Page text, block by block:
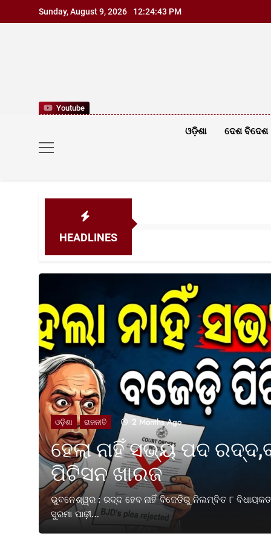
to
Sunday, August 9, 2026 12:24:45 PM
Youtube
ଓଡ଼ିଶା ଦେଶ ବିଦେଶ
HEADLINES
ଓଡ଼ିଶା ରାଜନୀତି 2 Months Ago
ହେଲା ନାହିଁ ସଭ୍ୟ ପଦ
ପିଟିସନ ଖାରଜ
ଭୁବନେଶ୍ୱର : ରଦ୍ଦ ହେବ ନାହିଁ ବିଜେଡିରୁ ନିଲମ୍ବିତ ୮
ସୁରମା ପାଢ଼ୀ…